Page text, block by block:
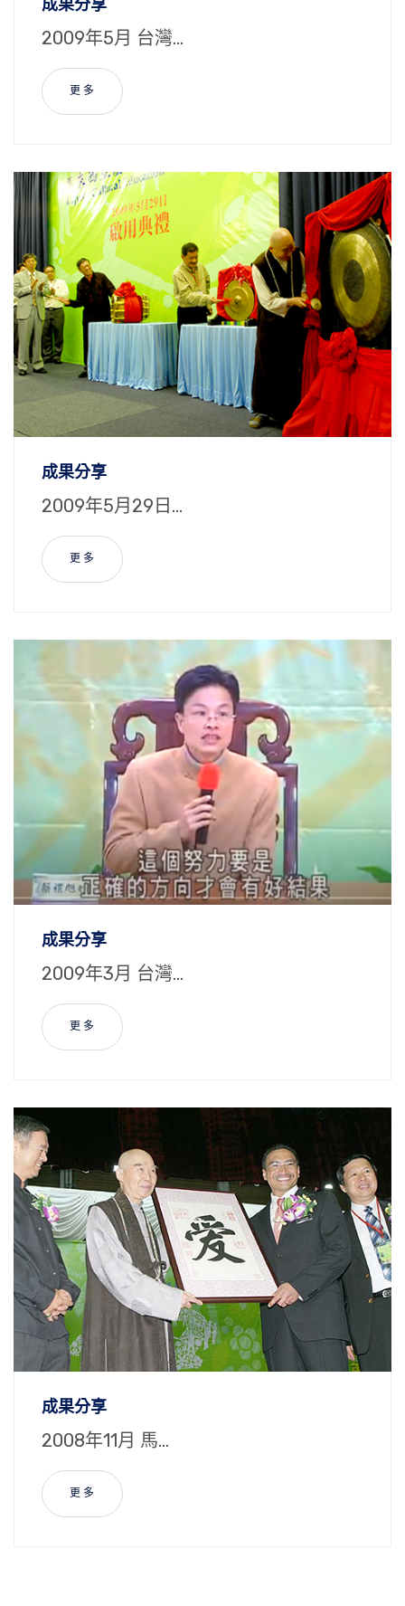
成果分享
2009年5月 台灣...
更 多
成果分享
2009年5月29日...
更 多
成果分享
2009年3月 台灣...
更 多
成果分享
2008年11月 馬...
更 多